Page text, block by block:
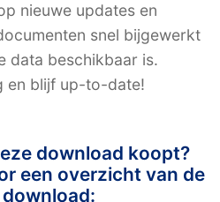
nieuwe updates en
snel bijgewerkt
data beschikbaar is.
en blijf up-to-date!
download koopt?
een overzicht van de